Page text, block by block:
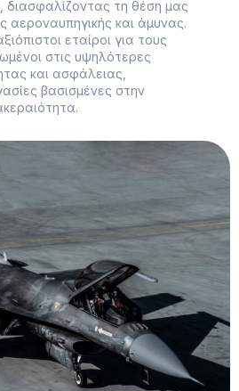
διασφαλίζοντας τη θέση μας
αεροναυπηγικής και άμυνας.
εταίροι για τους
στις υψηλότερες
και ασφάλειας,
βασισμένες στην